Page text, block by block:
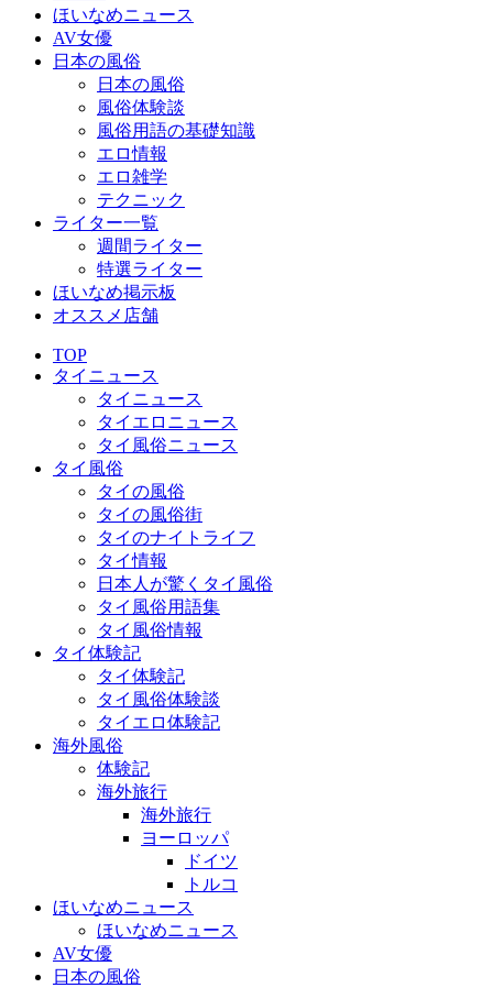
ほいなめニュース
AV女優
日本の風俗
日本の風俗
風俗体験談
風俗用語の基礎知識
エロ情報
エロ雑学
テクニック
ライター一覧
週間ライター
特選ライター
ほいなめ掲示板
オススメ店舗
TOP
タイニュース
タイニュース
タイエロニュース
タイ風俗ニュース
タイ風俗
タイの風俗
タイの風俗街
タイのナイトライフ
タイ情報
日本人が驚くタイ風俗
タイ風俗用語集
タイ風俗情報
タイ体験記
タイ体験記
タイ風俗体験談
タイエロ体験記
海外風俗
体験記
海外旅行
海外旅行
ヨーロッパ
ドイツ
トルコ
ほいなめニュース
ほいなめニュース
AV女優
日本の風俗